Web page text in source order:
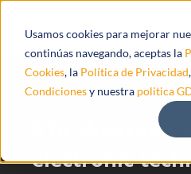
Usamos cookies para mejorar
continúas navegando, aceptas la
Cookies, la Política de Privacidad
Condicionesy nuestra politica
K10
electronic-